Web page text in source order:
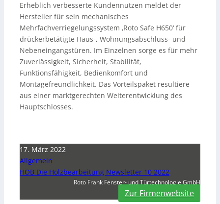
Erheblich verbesserte Kundennutzen meldet der
Hersteller für sein mechanisches
Mehrfachverriegelungssystem ‚Roto Safe H650‘ für
drückerbetätigte Haus-, Wohnungsabschluss- und
Nebeneingangstüren. Im Einzelnen sorge es für mehr
Zuverlässigkeit, Sicherheit, Stabilität,
Funktionsfähigkeit, Bedienkomfort und
Montagefreundlichkeit. Das Vorteilspaket resultiere
aus einer marktgerechten Weiterentwicklung des
Hauptschlosses.
17. März 2022
Allgemein
HOB Die Holzbearbeitung Newsletter 10 2022
Roto Frank Fenster- und Türtechnologie GmbH
Zur Firmenwebsite